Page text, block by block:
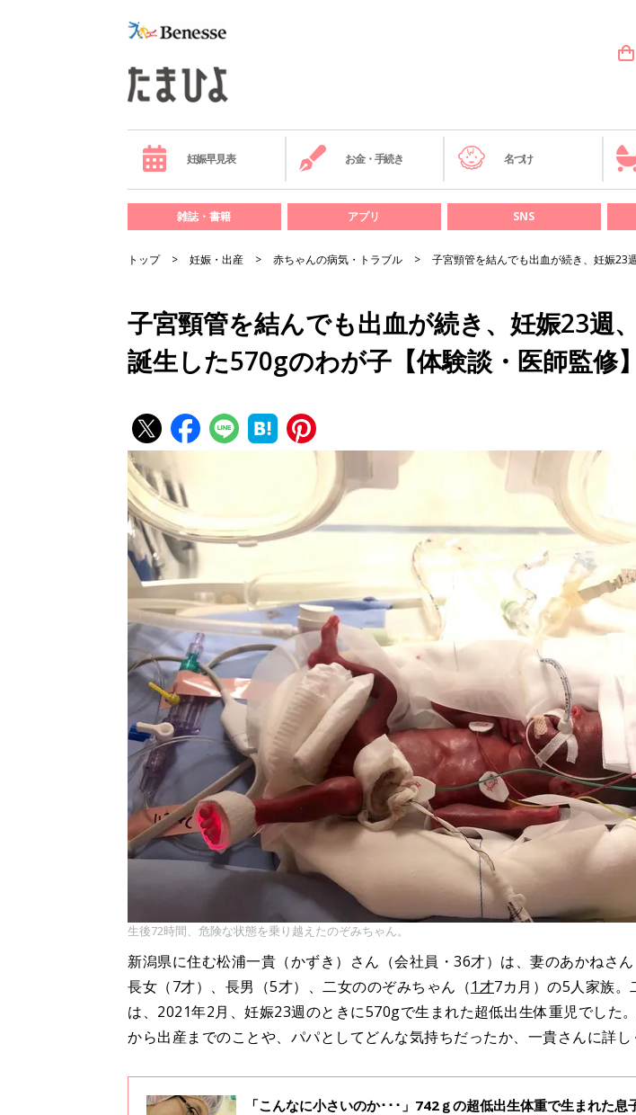
妊娠早見表 お金・手続き 名づけ
雑誌・書籍 アプリ SNS
トップ 妊娠・出産 赤ちゃんの病気・トラブル 子宮頸管を結んでも出血が続き、妊娠23
子宮頸管を結んでも出血が続き、妊娠23週
誕生した570gのわが子【体験談・医師監修】
生後72時間、危険な状態を乗り越えたのぞみちゃん。
新潟県に住む松浦一貴（かずき）さん（会社員・36才）は、妻のあかねさん
長女（7才）、長男（5才）、二女ののぞみちゃん（1才7カ月）の5人家族。
は、2021年2月、妊娠23週のときに570gで生まれた超低出生体重児でした
から出産までのことや、パパとしてどんな気持ちだったか、一貴さんに詳し
「こんなに小さいのか･･･」742ｇの超低出生体重で生まれた